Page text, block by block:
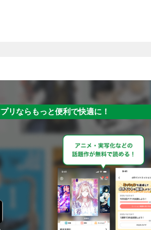
リならもっと便利で快適に！